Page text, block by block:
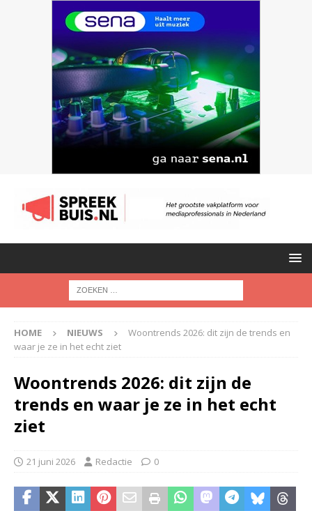
HOME NIEUWS
Woontrends 2026: dit zijn de trends en
waar je ze in het echt ziet
Woontrends 2026: dit zijn de
trends en waar je ze in het echt
ziet
21 juni 2026 Redactie 0